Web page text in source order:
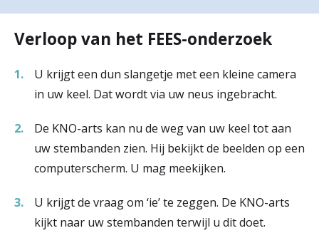
g
Spoed
Translate
Werken & Leren bij
Verloop van het FEES-onderzoek
U krijgt een dun slangetje met een kleine camera
in uw keel. Dat wordt via uw neus ingebracht.
De KNO-arts kan nu de weg van uw keel tot aan
uw stembanden zien. Hij bekijkt de beelden op een
computerscherm. U mag meekijken.
U krijgt de vraag om ‘ie’ te zeggen. De KNO-arts
kijkt naar uw stembanden terwijl u dit doet.